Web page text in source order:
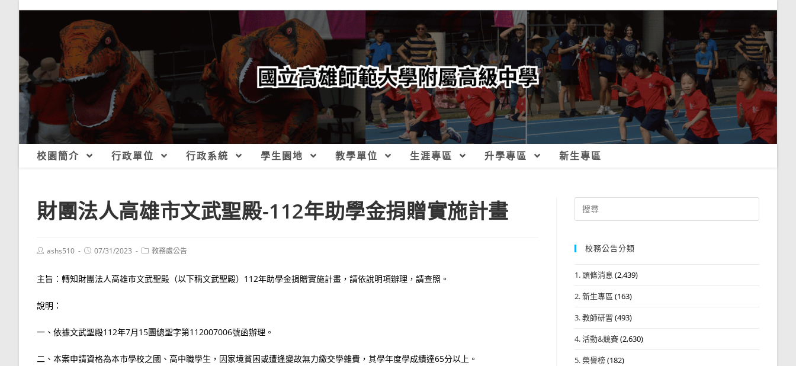
校園簡介 行政單位 行政系統 學生園地 教學單位 生涯專區 升學專區 新生專區
財團法人高雄市文武聖殿-112年助學金捐贈實施計畫
Postashs510
Post07/31/2023
Post教務處公告
主旨：轉知財團法人高雄市文武聖殿（以下稱文武聖殿）112年助學金捐贈實施計畫，請依說明項辦理，請查照。
說明：
一、依據文武聖殿112年7月15團總聖字第112007006號函辦理。
二、本案申請資格為本市學校之國、高中職學生，因家境貧困或遭逢變故無力繳交學雜費，其學年度學成績達65分以上。
Search
for:
校務公告分類
1. 頭條消息 (2,439)
2. 新生專區 (163)
3. 教師研習 (493)
4. 活動&競賽(2,630)
5. 榮譽榜(182)